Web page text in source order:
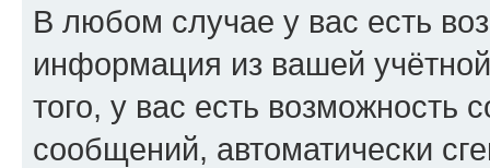
В любом случае у вас есть
информация из вашей
того, у вас есть возможность
сообщений, автоматически